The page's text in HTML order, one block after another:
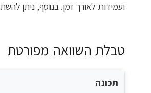
ועמידות לאורך זמן. בנוסף, ניתן
טבלת השוואה מפורטת
תכונה